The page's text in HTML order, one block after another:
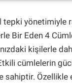
yönetimiyle
Bir Eden 4
kişilerle
cümlelerin